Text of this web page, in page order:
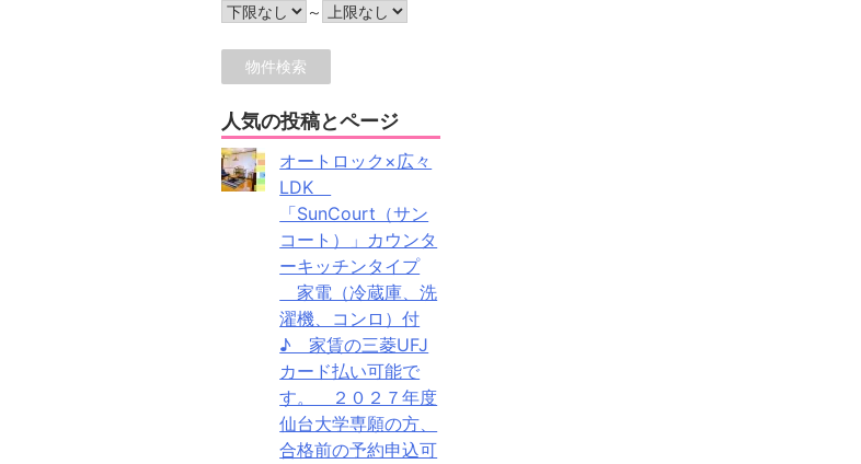
～
人気の投稿とページ
オートロック×広々
LDK
「SunCourt（サン
コート）」カウンタ
ーキッチンタイプ
家電（冷蔵庫、洗
濯機、コンロ）付
♪ 家賃の三菱UFJ
カード払い可能で
す。 ２０２７年度
仙台大学専願の方、
合格前の予約申込可